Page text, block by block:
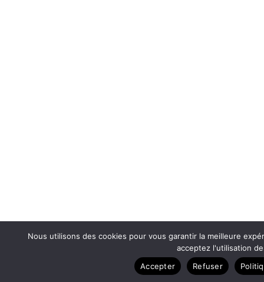
Nous utilisons des cookies pour vous garantir la meilleure
acceptez l'utilisation
Accepter
Refuser